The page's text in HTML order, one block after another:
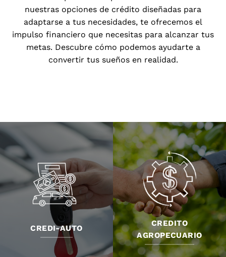
nuestras opciones de crédito diseñadas para
adaptarse a tus necesidades, te ofrecemos el
impulso financiero que necesitas para alcanzar tus
metas. Descubre cómo podemos ayudarte a
convertir tus sueños en realidad.
CREDI-AUTO
CREDITO
AGROPECUARIO